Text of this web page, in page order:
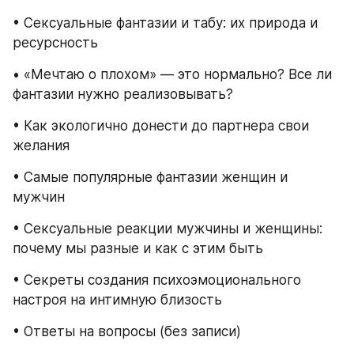
• Сексуальные фантазии и табу: их природа и
ресурсность
• «Мечтаю о плохом» — это нормально? Все ли
фантазии нужно реализовывать?
• Как экологично донести до партнера свои
желания
• Самые популярные фантазии женщин и
мужчин
• Сексуальные реакции мужчины и женщины:
почему мы разные и как с этим быть
• Секреты создания психоэмоционального
настроя на интимную близость
• Ответы на вопросы (без записи)